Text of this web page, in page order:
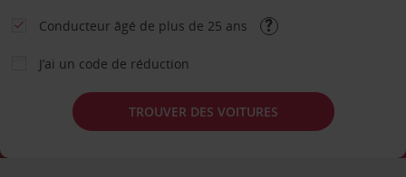
Conducteur âgé de plus de 25 ans
J’ai un code de réduction
TROUVER DES VOITURES